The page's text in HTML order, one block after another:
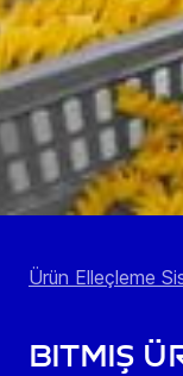
Ürün Elleçleme
Bitmiş